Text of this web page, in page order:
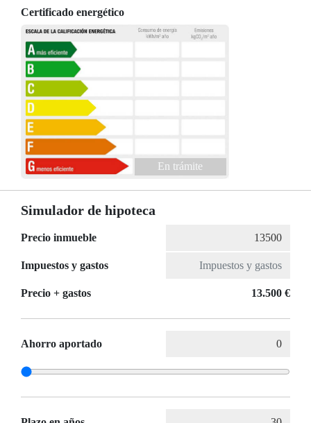
Certificado energético
En trámite
Simulador de hipoteca
Precio inmueble
Impuestos y gastos
Precio + gastos 13.500 €
Ahorro aportado